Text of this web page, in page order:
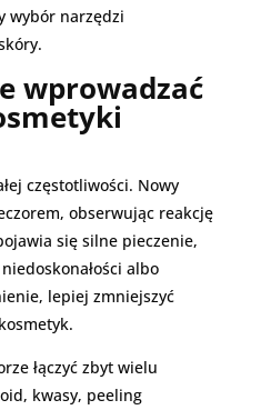
wybór narzędzi
wprowadzać
częstotliwości. Nowy
obserwując reakcję
się silne pieczenie,
albo
lepiej zmniejszyć
łączyć zbyt wielu
kwasy, peeling